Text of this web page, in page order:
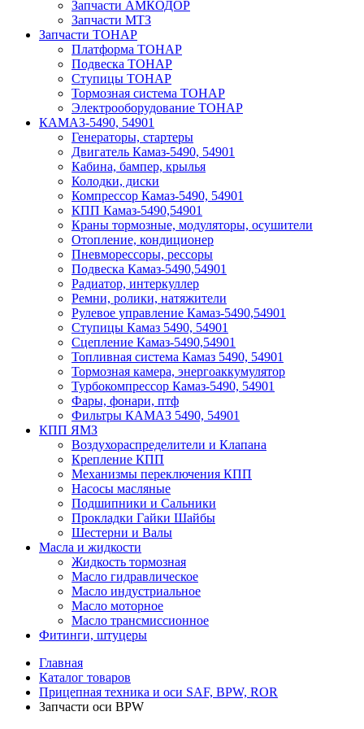
Запчасти АМКОДОР
Запчасти МТЗ
Запчасти ТОНАР
Платформа ТОНАР
Подвеска ТОНАР
Ступицы ТОНАР
Тормозная система ТОНАР
Электрооборудование ТОНАР
КАМАЗ-5490, 54901
Генераторы, стартеры
Двигатель Камаз-5490, 54901
Кабина, бампер, крылья
Колодки, диски
Компрессор Камаз-5490, 54901
КПП Камаз-5490,54901
Краны тормозные, модуляторы, осушители
Отопление, кондиционер
Пневморессоры, рессоры
Подвеска Камаз-5490,54901
Радиатор, интеркуллер
Ремни, ролики, натяжители
Рулевое управление Камаз-5490,54901
Ступицы Камаз 5490, 54901
Сцепление Камаз-5490,54901
Топливная система Камаз 5490, 54901
Тормозная камера, энергоаккумулятор
Турбокомпрессор Камаз-5490, 54901
Фары, фонари, птф
Фильтры КАМАЗ 5490, 54901
КПП ЯМЗ
Воздухораспределители и Клапана
Крепление КПП
Механизмы переключения КПП
Насосы масляные
Подшипники и Сальники
Прокладки Гайки Шайбы
Шестерни и Валы
Масла и жидкости
Жидкость тормозная
Масло гидравлическое
Масло индустриальное
Масло моторное
Масло трансмиссионное
Фитинги, штуцеры
Главная
Каталог товаров
Прицепная техника и оси SAF, BPW, ROR
Запчасти оси BPW